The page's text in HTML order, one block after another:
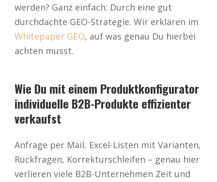
werden? Ganz einfach: Durch eine gut
durchdachte GEO-Strategie. Wir erklären im
Whitepaper GEO, auf was genau Du hierbei
achten musst.
Wie Du mit einem Produktkonfigurator
individuelle B2B-Produkte effizienter
verkaufst
Anfrage per Mail, Excel-Listen mit Varianten,
Rückfragen, Korrekturschleifen – genau hier
verlieren viele B2B-Unternehmen Zeit und